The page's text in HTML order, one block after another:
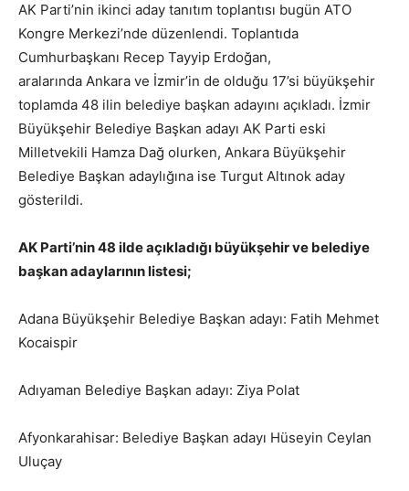
AK Parti’nin ikinci aday tanıtım toplantısı bugün ATO
Kongre Merkezi’nde düzenlendi. Toplantıda
Cumhurbaşkanı Recep Tayyip Erdoğan,
aralarında Ankara ve İzmir’in de olduğu 17’si büyükşehir
toplamda 48 ilin belediye başkan adayını açıkladı. İzmir
Büyükşehir Belediye Başkan adayı AK Parti eski
Milletvekili Hamza Dağ olurken, Ankara Büyükşehir
Belediye Başkan adaylığına ise Turgut Altınok aday
gösterildi.
AK Parti’nin 48 ilde açıkladığı büyükşehir ve belediye
başkan adaylarının listesi;
Adana Büyükşehir Belediye Başkan adayı: Fatih Mehmet
Kocaispir
Adıyaman Belediye Başkan adayı: Ziya Polat
Afyonkarahisar: Belediye Başkan adayı Hüseyin Ceylan
Uluçay